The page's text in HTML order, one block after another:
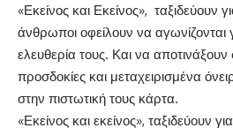
«Εκείνος και Εκείνος», ταξιδεύουν
άνθρωποι οφείλουν να αγωνίζονται
ελευθερία τους. Και να αποτινάξουν
προσδοκίες και μεταχειρισμένα
στην πιστωτική τους κάρτα.
«Εκείνος και εκείνος», ταξιδεύουν